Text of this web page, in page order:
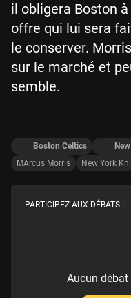
il obligera Boston
offre qui lui sera
le conserver.
sur le marché et
semble.
Boston Celtics
MArcus Morris
New York
PARTICIPEZ AUX DÉBATS !
Aucun débat